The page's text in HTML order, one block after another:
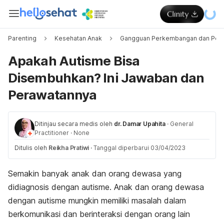
Parenting Kesehatan Anak Gangguan Perkembangan dan
Apakah Autisme Bisa
Disembuhkan? Ini Jawaban dan
Perawatannya
Ditinjau secara medis oleh dr. Damar Upahita · General
Practitioner · None
Ditulis oleh Reikha Pratiwi · Tanggal diperbarui 03/04/2023
Semakin banyak anak dan orang dewasa yang
didiagnosis dengan autisme. Anak dan orang dewasa
dengan autisme mungkin memiliki masalah dalam
berkomunikasi dan berinteraksi dengan orang lain